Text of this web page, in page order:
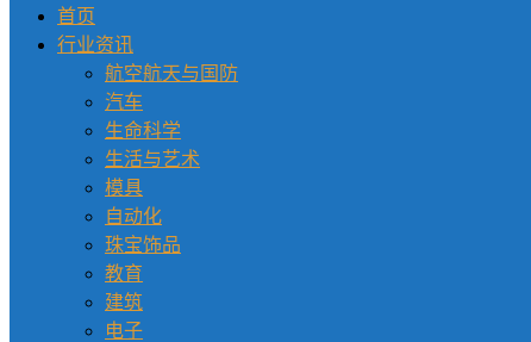
首页
行业资讯
航空航天与国防
汽车
生命科学
生活与艺术
模具
自动化
珠宝饰品
教育
建筑
电子